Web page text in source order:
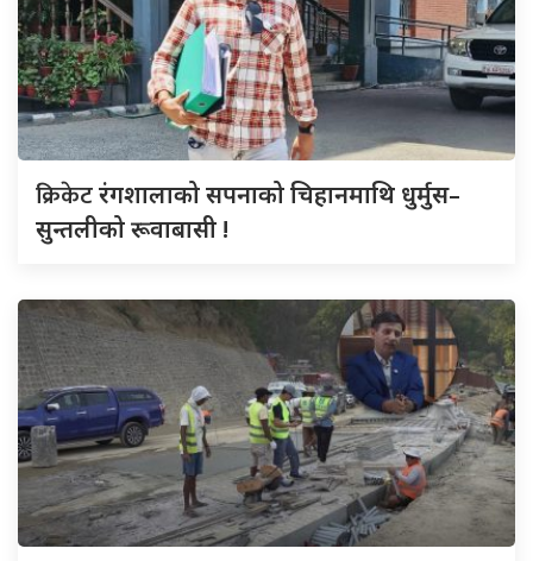
क्रिकेटरंगशालाको सपनाको चिहानमाथि धुर्मुस–
सुन्तलीको रूवाबासी !